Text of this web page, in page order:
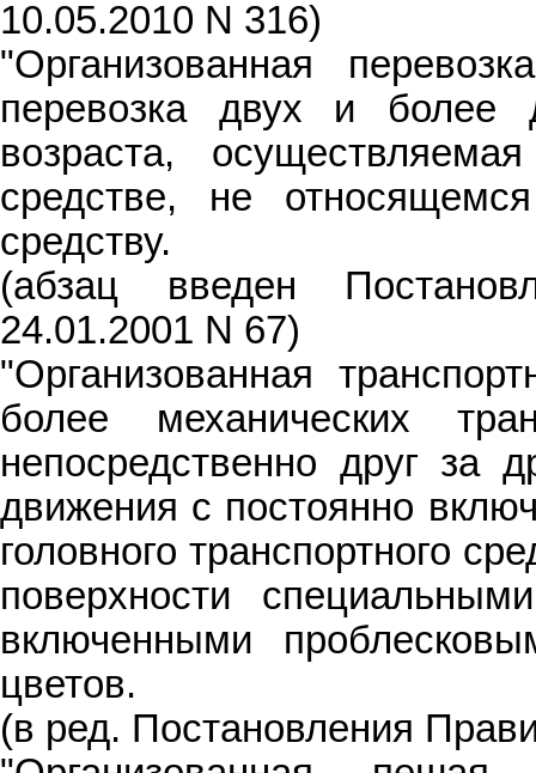
10.05.2010 N 316)
"Организованная
перевозка двух и более
возраста,
средстве, не
средству.
(абзац введен
24.01.2001 N 67)
"Организованная
более механических
непосредственно друг за
движения с постоянно
головного транспортного
поверхности
включенными
цветов.
(в ред. Постановления